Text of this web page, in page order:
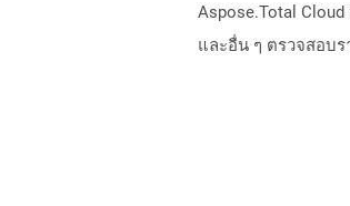
Aspose.Total
และอื่น ๆ ตรวจสอบ